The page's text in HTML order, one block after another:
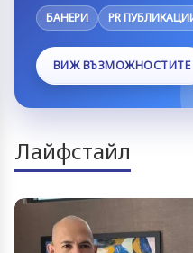
БАНЕРИ PR
ВИЖ ВЪЗМОЖНОСТИТЕ
Лайфстайл